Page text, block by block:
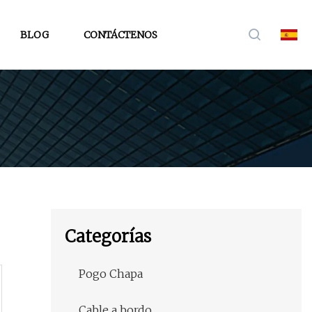
BLOG CONTÁCTENOS
Categorías
Pogo Chapa